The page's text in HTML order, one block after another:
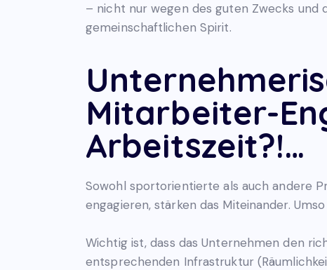
– nicht nur wegen des guten Zwecks und
gemeinschaftlichen Spirit.
Mitarbeiter-
Arbeitszeit?!…
Sowohl sportorientierte als auch andere
engagieren, stärken das Miteinander.
Wichtig ist, dass das Unternehmen den
entsprechenden Infrastruktur